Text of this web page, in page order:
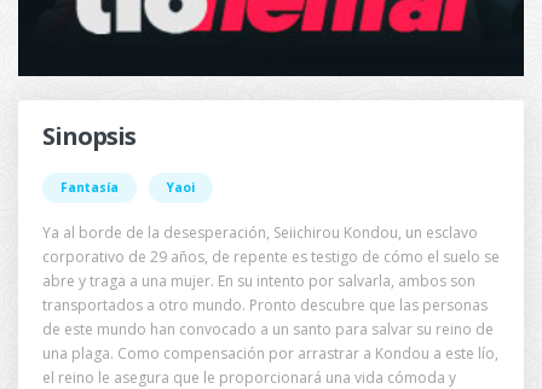
Sinopsis
Fantasía Yaoi
Ya al borde de la desesperación, Seiichirou Kondou, un esclavo
corporativo de 29 años, de repente es testigo de cómo el suelo se
abre y traga a una mujer. En su intento por salvarla, ambos son
transportados a otro mundo. Pronto descubre que las personas
de este mundo han convocado a un santo para salvar su reino de
una plaga. Como compensación por arrastrar a Kondou a este lío,
el reino le asegura que le proporcionará una vida cómoda y